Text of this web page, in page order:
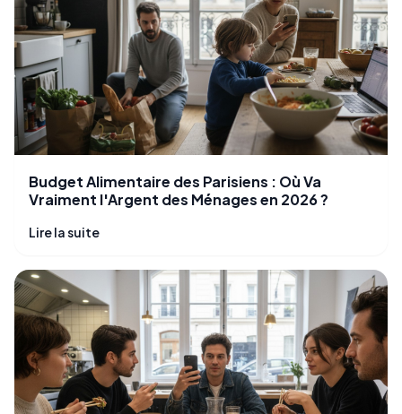
Budget Alimentaire des Parisiens : Où Va
Vraiment l'Argent des Ménages en 2026 ?
Lire la suite